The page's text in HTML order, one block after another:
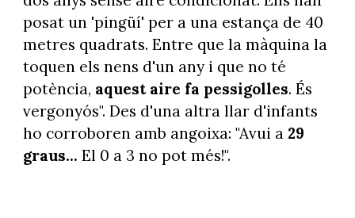
posat un 'pingüí' per a una estança de 40
metres quadrats. Entre que la màquina la
toquen els nens d'un any i que no té
potència, aquest aire fa pessigolles. És
vergonyós". Des d'una altra llar d'infants
ho corroboren amb angoixa: "Avui a29
graus... El 0 a 3 no pot més!".